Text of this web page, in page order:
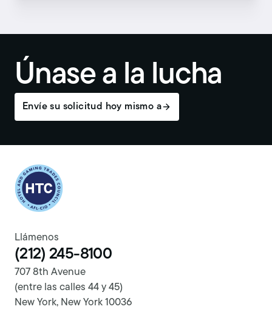
Únase a la lucha
Envíe su solicitud hoy mismo a
Return to homepage
Llámenos
(212) 245-8100
707 8th Avenue
(entre las calles 44 y 45)
New York, New York 10036